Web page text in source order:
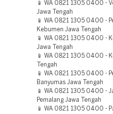
📱 WA 0821 1305 0400 -
Jawa Tengah
📱 WA 0821 1305 0400 -
Kebumen Jawa Tengah
📱 WA 0821 1305 0400 -
Jawa Tengah
📱 WA 0821 1305 0400 -
Tengah
📱 WA 0821 1305 0400 -
Banyumas Jawa Tengah
📱 WA 0821 1305 0400 -
Pemalang Jawa Tengah
📱 WA 0821 1305 0400 -